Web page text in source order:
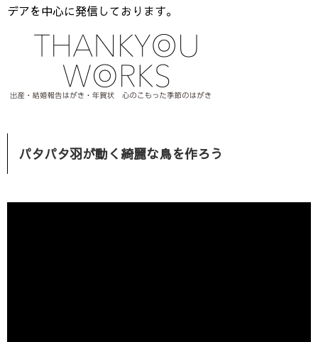
デアを中心に発信しております。
パタパタ羽が動く綺麗な鳥を作ろう